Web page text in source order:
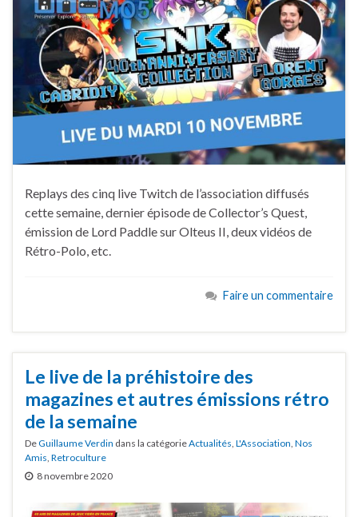
Replays des cinq live Twitch de l’association diffusés
cette semaine, dernier épisode de Collector’s Quest,
émission de Lord Paddle sur Olteus II, deux vidéos de
Rétro-Polo, etc.
Faire un commentaire
Le live de la préhistoire des
magazines et autres émissions rétro
de la semaine
DeGuillaume Verdin dans la catégorieActualités L'Association Nos
Amis Retroculture
8 novembre 2020